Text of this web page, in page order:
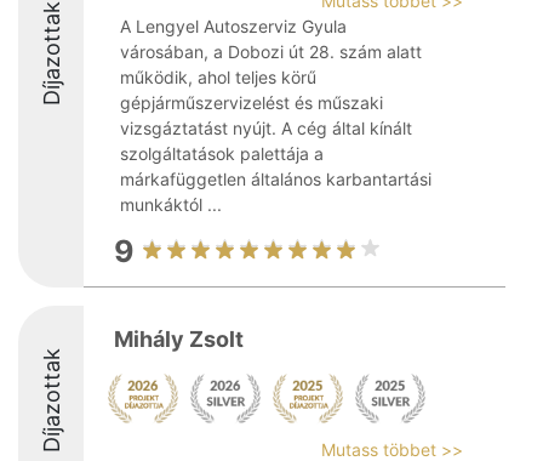
Díjazottak
A Lengyel Autoszerviz Gyula
városában, a Dobozi út 28. szám alatt
működik, ahol teljes körű
gépjárműszervizelést és műszaki
vizsgáztatást nyújt. A cég által kínált
szolgáltatások palettája a
márkafüggetlen általános karbantartási
munkáktól ...
9
Díjazottak
Mihály Zsolt
Mutass többet >>